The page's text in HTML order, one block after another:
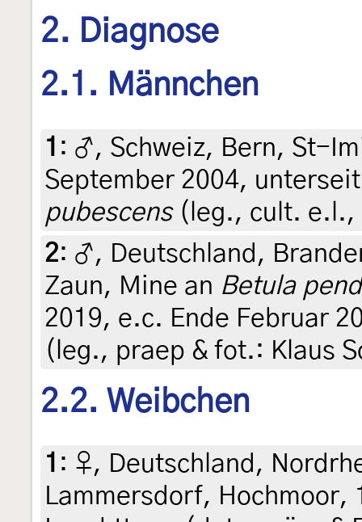
2. Diagnose
2.1. Männchen
1 : ♂, Schweiz, Bern, St-
September 2004,
pubescens(leg., cult. e.l.,
2: ♂, Deutschland,
Zaun, Mine an Betula
2019, e.c. Ende Februar
(leg., praep & fot.: Klaus
2.2. Weibchen
1 : ♀, Deutschland,
Lammersdorf, Hochmoor,